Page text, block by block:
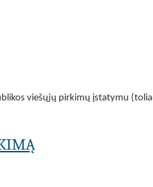
viešųjų pirkimų įstatymu